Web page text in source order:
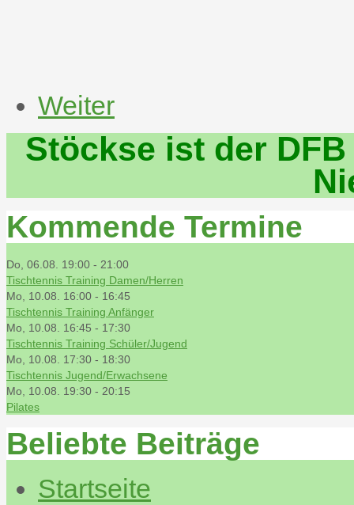
Weiter
Stöckse ist der
Kommende Termine
Do, 06.08. 19:00 - 21:00
Tischtennis Training Damen/Herren
Mo, 10.08. 16:00 - 16:45
Tischtennis Training Anfänger
Mo, 10.08. 16:45 - 17:30
Tischtennis Training Schüler/Jugend
Mo, 10.08. 17:30 - 18:30
Tischtennis Jugend/Erwachsene
Mo, 10.08. 19:30 - 20:15
Pilates
Beliebte Beiträge
Startseite